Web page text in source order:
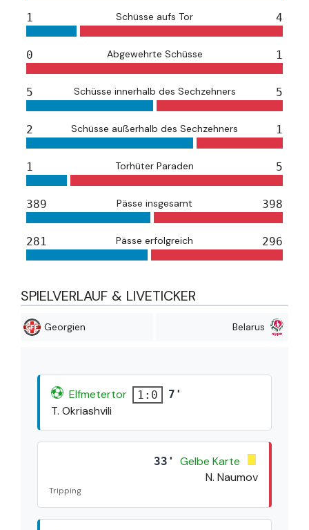
1 Schüsse aufs Tor 4
0 Abgewehrte Schüsse 1
5 Schüsse innerhalb des Sechzehners 5
2 Schüsse außerhalb des Sechzehners 1
1 Torhüter Paraden 5
389 Pässe insgesamt 398
281 Pässe erfolgreich 296
SPIELVERLAUF & LIVETICKER
Georgien Belarus
Elfmetertor 1:0 7'
T. Okriashvili
33'
Gelbe Karte
N. Naumov
Tripping